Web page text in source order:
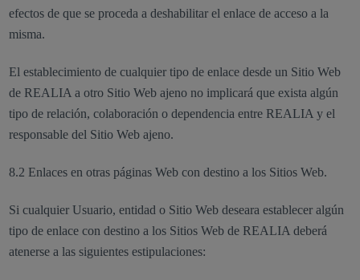
efectos de que se proceda a deshabilitar el enlace de acceso a la
misma.
El establecimiento de cualquier tipo de enlace desde un Sitio Web
de REALIA a otro Sitio Web ajeno no implicará que exista algún
tipo de relación, colaboración o dependencia entre REALIA y el
responsable del Sitio Web ajeno.
8.2 Enlaces en otras páginas Web con destino a los Sitios Web.
Si cualquier Usuario, entidad o Sitio Web deseara establecer algún
tipo de enlace con destino a los Sitios Web de REALIA deberá
atenerse a las siguientes estipulaciones: